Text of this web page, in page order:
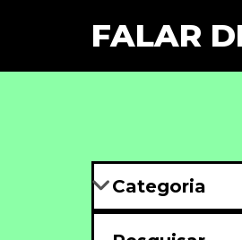
FALAR